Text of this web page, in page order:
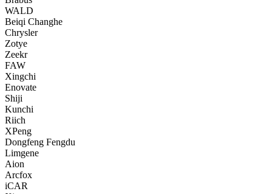
WALD
Beiqi Changhe
Chrysler
Zotye
Zeekr
FAW
Xingchi
Enovate
Shiji
Kunchi
Riich
XPeng
Dongfeng Fengdu
Limgene
Aion
Arcfox
iCAR